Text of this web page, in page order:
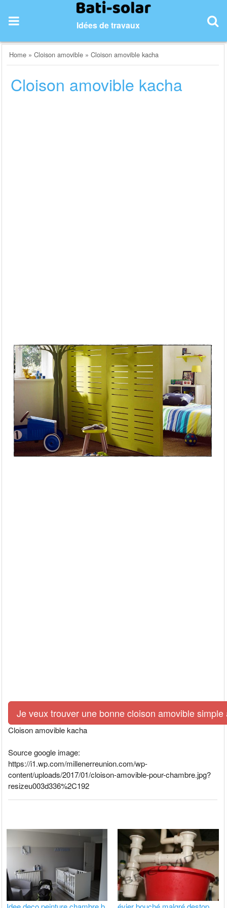
content
Idées de travaux
Home »Cloison amovible »Cloison amovible kacha
Cloison amovible kacha
Je veux trouver une bonne cloison amovible
Cloison amovible kacha
Source google image:
https://i1.wp.com/millenerreunion.com/wp-
content/uploads/2017/01/cloison-amovible-pour-chambre.jpg?
resizeu003d336%2C192